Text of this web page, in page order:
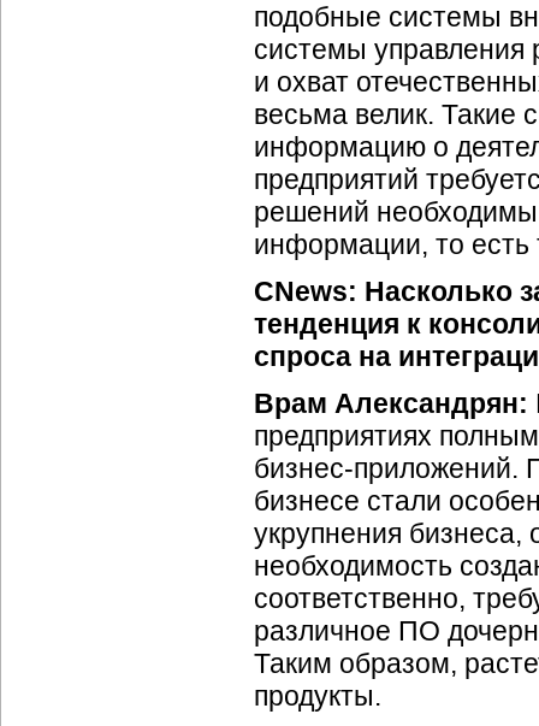
подобные системы
системы управления
и охват
весьма велик. Такие
информацию о
предприятий
решений необходимы
информации, то
CNews: Насколько
тенденция к
спроса на
Врам Александрян:
предприятиях
бизнес-приложений.
бизнесе стали
укрупнения бизнеса,
необходимость
соответственно,
различное ПО
Таким образом,
продукты.